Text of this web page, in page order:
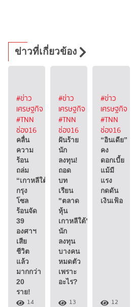
ข่าวที่เกี่ยวข้อง
#ข่าว
เศรษฐกิจ
#TNN
ช่อง16
คลื่น
ความ
ร้อน
ถล่ม
“เกาหลีใต้”
กรุง
โซล
ร้อนจัด
39
องศาฯ
เสีย
ชีวิต
แล้ว
มากกว่า
20
ราย!
14
#ข่าว
เศรษฐกิจ
#TNN
ช่อง16
ฝันร้าย
นัก
ลงทุน!
ถอด
บท
เรียน
"ตลาด
หุ้น
เกาหลีใต้"
นัก
ลงทุน
บางคน
หมดตัว
เพราะ
อะไร?
13
#ข่าว
เศรษฐกิจ
#TNN
ช่อง16
“อินเดีย”
คง
ดอกเบี้ย
แม้มี
แรง
กดดัน
เงินเฟ้อ
12